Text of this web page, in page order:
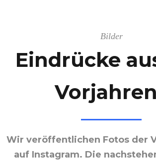
Bilder
Eindrücke
Wir veröffentlichen Fotos der
auf Instagram. Die